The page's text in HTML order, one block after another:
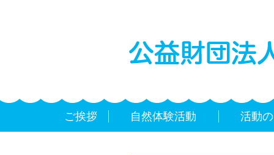
ご挨拶 自然体験活動 活動